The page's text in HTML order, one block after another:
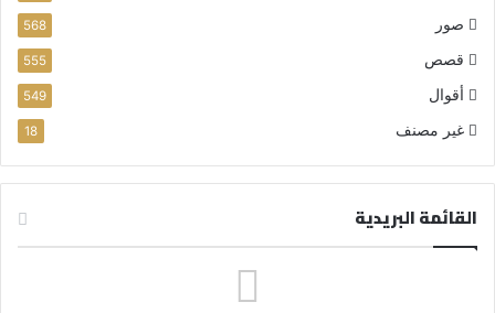
صور 568
قصص 555
أقوال 549
غير مصنف 18
القائمة البريدية